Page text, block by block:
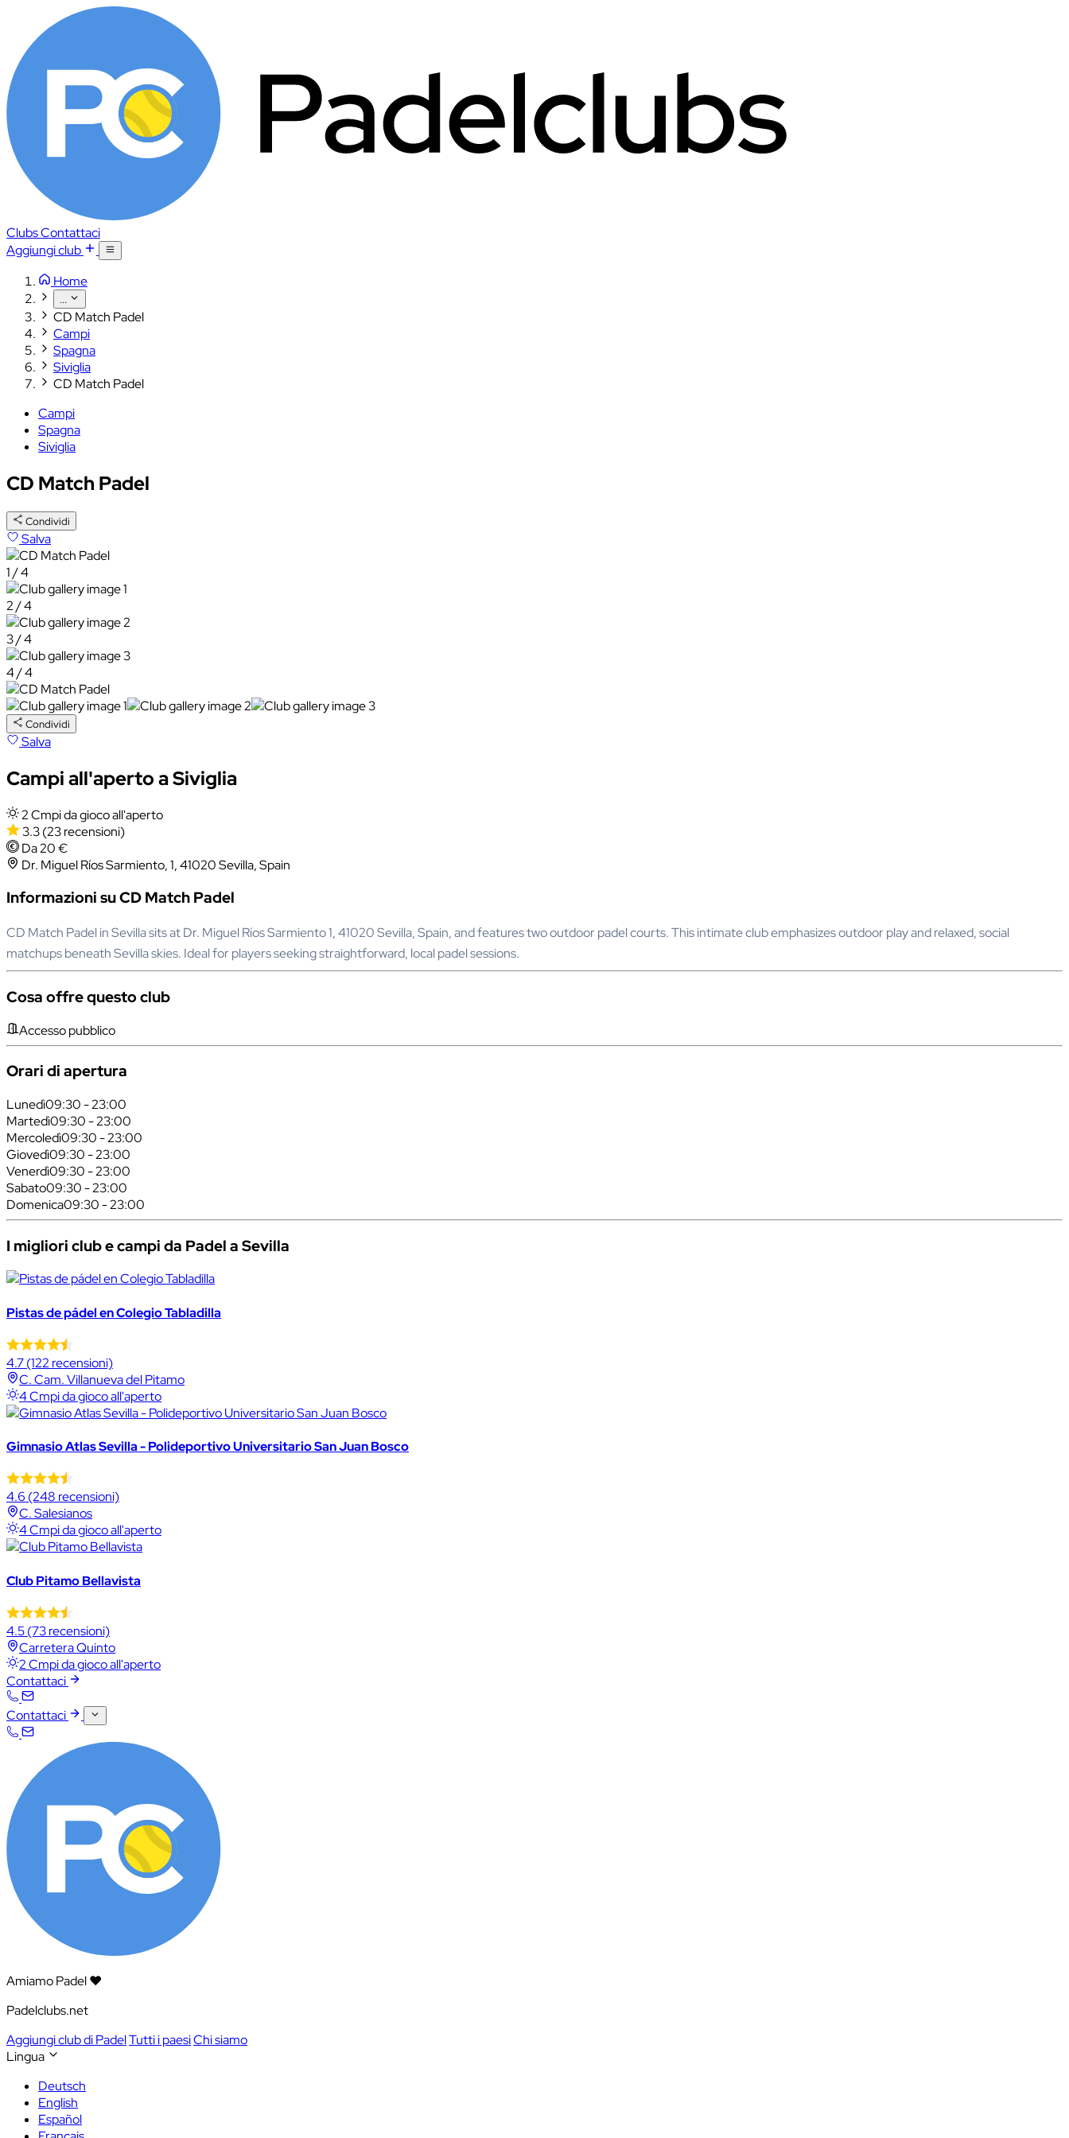
ClubsContattaci
Aggiungi club
Home
...
CD Match Padel
Campi
Spagna
Siviglia
CD Match Padel
Campi
Spagna
Siviglia
CD Match Padel
Condividi
Salva
1 / 4
2 / 4
3 / 4
4 / 4
Condividi
Salva
Campi all'aperto a Siviglia
2 Cmpi da gioco all'aperto
3.3(23 recensioni)
Da 20 €
Dr. Miguel Ríos Sarmiento, 1, 41020 Sevilla, Spain
Informazioni su CD Match Padel
CD Match Padel in Sevilla sits at Dr. Miguel Ríos Sarmiento 1, 41020 Sevilla, Spain, and features two outdoor padel courts. This intimate club emphasizes outdoor play and relaxed, social
matchups beneath Sevilla skies. Ideal for players seeking straightforward, local padel sessions.
Cosa offre questo club
Accesso pubblico
Orari di apertura
Lunedì09:30 - 23:00
Martedì09:30 - 23:00
Mercoledì09:30 - 23:00
Giovedì09:30 - 23:00
Venerdì09:30 - 23:00
Sabato09:30 - 23:00
Domenica09:30 - 23:00
I migliori club e campi da Padel a Sevilla
Pistas de pádel en Colegio Tabladilla
4.7(122 recensioni)
C. Cam. Villanueva del Pitamo
4 Cmpi da gioco all'aperto
Gimnasio Atlas Sevilla - Polideportivo Universitario San Juan Bosco
4.6 (248 recensioni)
C. Salesianos
4 Cmpi da gioco all'aperto
Club Pitamo Bellavista
4.5(73 recensioni)
Carretera Quinto
2 Cmpi da gioco all'aperto
Contattaci
Contattaci
Amiamo Padel ❤️
Padelclubs.net
Aggiungi club di PadelTutti i paesiChi siamo
Lingua
Deutsch
English
Español